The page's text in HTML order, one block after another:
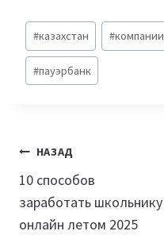
Метки
записи:
#казахстан #компании
#пауэрбанк
Навигация
по
записям
НАЗАД
10 способов
заработать школьнику
онлайн летом 2025